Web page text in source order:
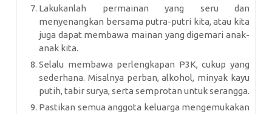
Lakukanlah permainan yang seru dan
menyenangkan bersama putra-putri kita, atau kita
juga dapat membawa mainan yang digemari anak-
anak kita.
Selalu membawa perlengkapan P3K, cukup yang
sederhana. Misalnya perban, alkohol, minyak kayu
putih, tabir surya, serta semprotan untuk serangga.
Pastikan semua anggota keluarga mengemukakan